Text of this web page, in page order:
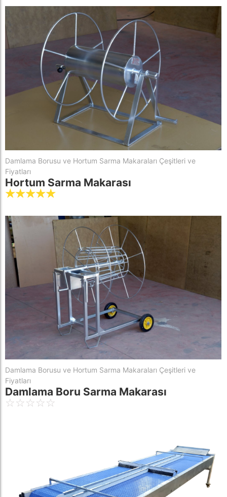
Damlama Borusu ve Hortum Sarma Makaraları Çeşitleri ve
Fiyatları
Hortum Sarma Makarası
☆☆☆☆☆
Damlama Borusu ve Hortum Sarma Makaraları Çeşitleri ve
Fiyatları
Damlama Boru Sarma Makarası
☆☆☆☆☆